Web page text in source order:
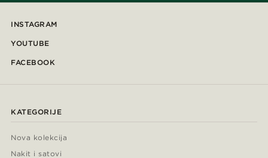
INSTAGRAM
YOUTUBE
FACEBOOK
KATEGORIJE
Nova kolekcija
Nakit i satovi